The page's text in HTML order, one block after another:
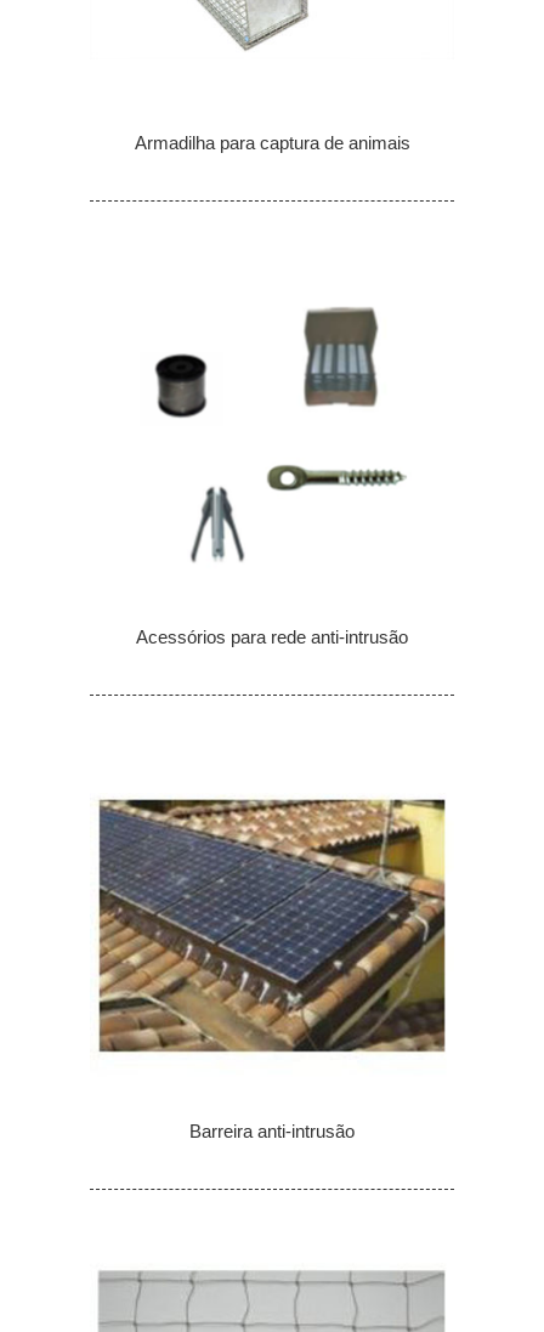
Armadilha para captura de animais
Acessórios para rede anti-intrusão
Barreira anti-intrusão